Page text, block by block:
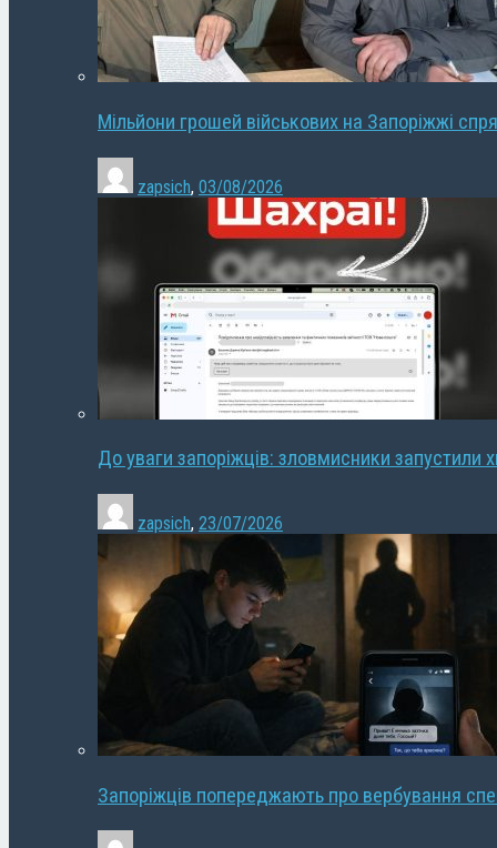
Мільйони грошей військових на Запоріжжі
zapsich, 03/08/2026
До уваги запоріжців: зловмисники запустили
zapsich, 23/07/2026
Запоріжців попереджають про вербування